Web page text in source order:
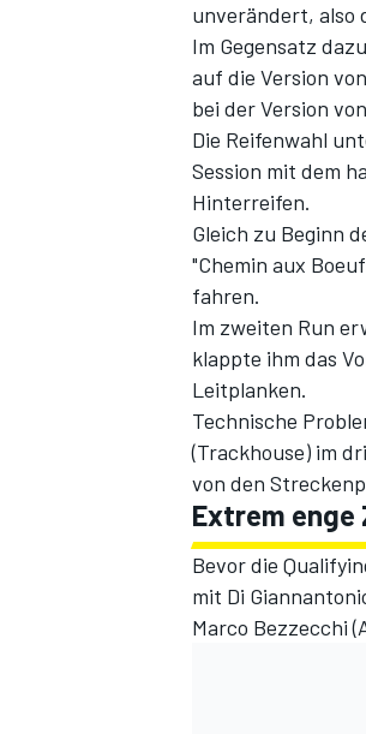
SPORTWAGEN
unverändert, also
Im Gegensatz
auf die Version
bei der Version
Die Reifenwahl
Session mit dem
Hinterreifen.
Gleich zu Beginn
"Chemin aux
fahren.
Im zweiten Run
klappte ihm das
Leitplanken.
Technische
(Trackhouse) im
von den
Extrem
Bevor die
mit Di
Marco Bezzecchi